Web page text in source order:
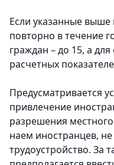
Если указанные
повторно в течение
граждан – до 15, а
расчетных
Предусматривается
привлечение
разрешения
наем иностранцев,
трудоустройство. За